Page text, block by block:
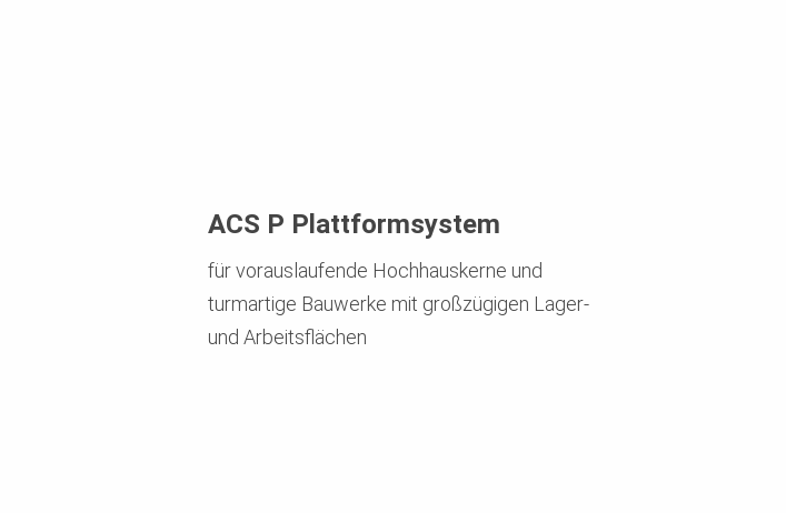
ACS P Plattformsystem
für vorauslaufende Hochhauskerne und
turmartige Bauwerke mit großzügigen Lager-
und Arbeitsflächen